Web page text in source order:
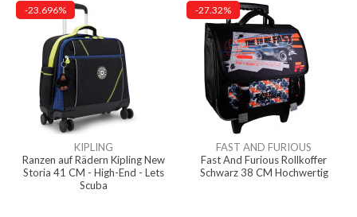
-23.696%
KIPLING
Ranzen auf Rädern Kipling New
Storia 41 CM - High-End - Lets
Scuba
-27.32%
FAST AND FURIOUS
Fast And Furious Rollkoffer
Schwarz 38 CM Hochwertig